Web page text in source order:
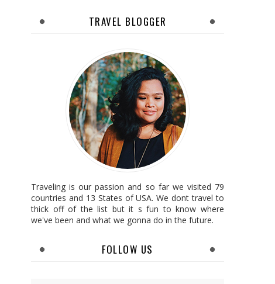
TRAVEL BLOGGER
Traveling is our passion and so far we visited 79
countries and 13 States of USA. We dont travel to
thick off of the list but it s fun to know where
we've been and what we gonna do in the future.
FOLLOW US